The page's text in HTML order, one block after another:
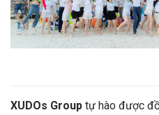
XUDOs Group tự hào được